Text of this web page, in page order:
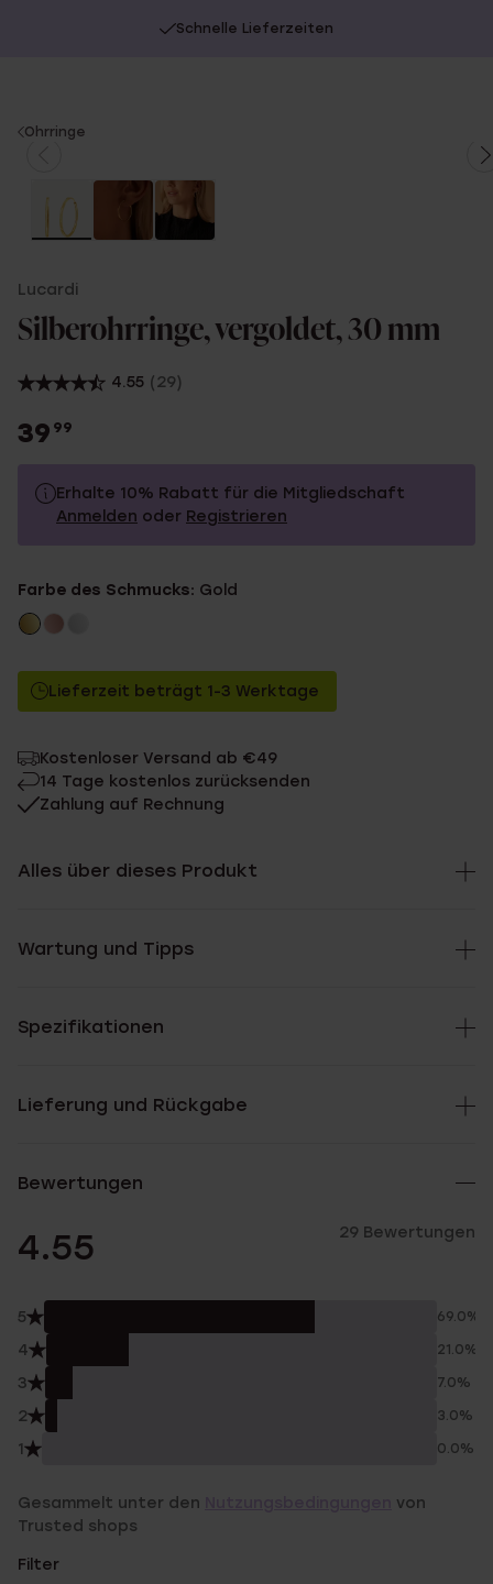
Schnelle Lieferzeiten
You
Ohrringe
Lucardi
Silberohrringe, vergoldet, 30 mm
4.55 (29)
39 99
Erhalte 10% Rabatt für die Mitgliedschaft
Anmelden oder Registrieren
Ohne Mitgliederrabatt
Farbe des Schmucks: Gold
Lieferzeit beträgt 1-3 Werktage
Kostenloser Versand ab €49
14 Tage kostenlos zurücksenden
Zahlung auf Rechnung
Alles über dieses Produkt
Wartung und Tipps
Spezifikationen
Lieferung und Rückgabe
Bewertungen
4.55 29 Bewertungen
5 69.0%
4 21.0%
3 7.0%
2 3.0%
1 0.0%
Gesammelt unter den
von
Trusted shops
Filter